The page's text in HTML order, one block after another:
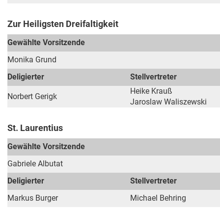
Zur Heiligsten Dreifaltigkeit
Gewählte Vorsitzende
Monika Grund
Deligierter
Stellvertreter
Norbert Gerigk
Heike Krauß
Jaroslaw Waliszewski
St. Laurentius
Gewählte Vorsitzende
Gabriele Albutat
Deligierter
Stellvertreter
Markus Burger
Michael Behring